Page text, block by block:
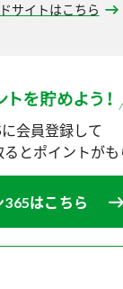
サイトはこちら
会員登録して
と ポイントが
365はこちら